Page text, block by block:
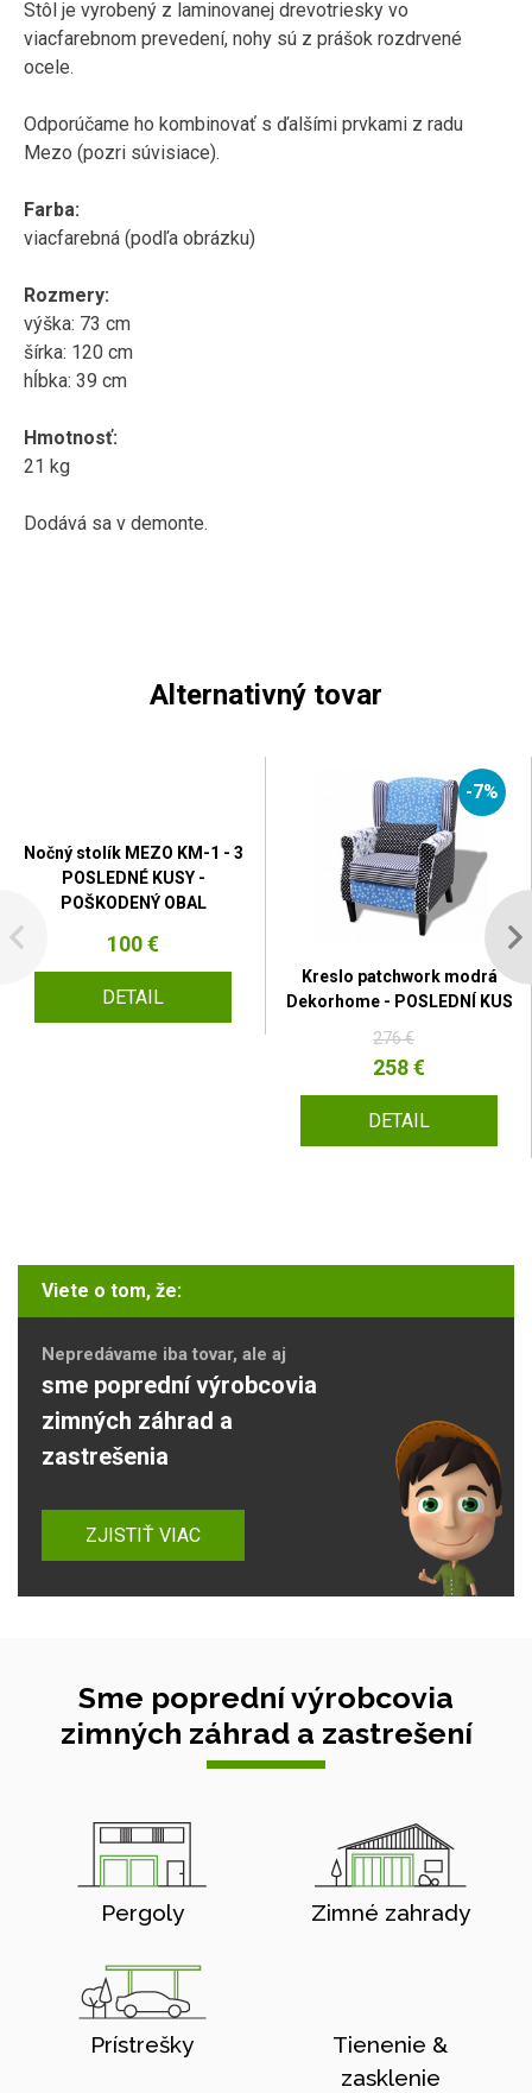
Stôl je vyrobený z laminovanej drevotriesky vo
viacfarebnom prevedení, nohy sú z prášok rozdrvené
ocele.
Odporúčame ho kombinovať s ďalšími prvkami z radu
Mezo (pozri súvisiace).
Farba:
viacfarebná (podľa obrázku)
Rozmery:
výška: 73 cm
šírka: 120 cm
hĺbka: 39 cm
Hmotnosť:
21 kg
Dodává sa v demonte.
Alternativný tovar
Nočný stolík MEZO KM-1 - 3
POSLEDNÉ KUSY -
POŠKODENÝ OBAL
100 €
DETAIL
-7%
Kreslo patchwork modrá
Dekorhome - POSLEDNÍ KUS
276 €
258 €
DETAIL
Viete o tom, že:
Nepredávame iba tovar, ale aj
sme poprední výrobcovia
zimných záhrad a
zastrešenia
ZJISTIŤ VIAC
Sme poprední výrobcovia
zimných záhrad a zastrešení
Pergoly Zimné zahrady
Prístrešky
Tienenie &
zasklenie